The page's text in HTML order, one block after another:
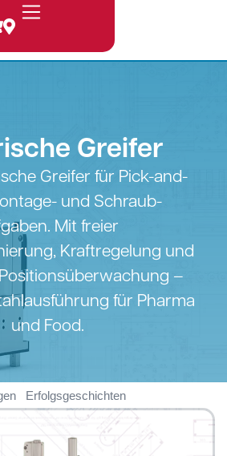
Greifer
Greifer für Pick-and-
und Schraub-
Mit freier
Kraftregelung und
–
für Pharma
und Food.
Erfolgsgeschichten